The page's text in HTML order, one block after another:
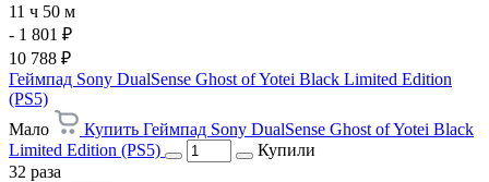
11 ч 50 м
- 1 801 ₽
10 788 ₽
Геймпад Sony DualSense Ghost of Yotei Black Limited Edition
(PS5)
Мало
Купить Геймпад Sony DualSense Ghost of Yotei Black
Limited Edition (PS5)
Купили
32 раза